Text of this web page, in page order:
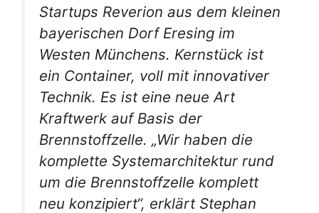
Startups Reverion aus dem kleinen
bayerischen Dorf Eresing im
Westen Münchens. Kernstück ist
ein Container, voll mit innovativer
Technik. Es ist eine neue Art
Kraftwerk auf Basis der
Brennstoffzelle. „Wir haben die
komplette Systemarchitektur rund
um die Brennstoffzelle komplett
neu konzipiert“, erklärt Stephan